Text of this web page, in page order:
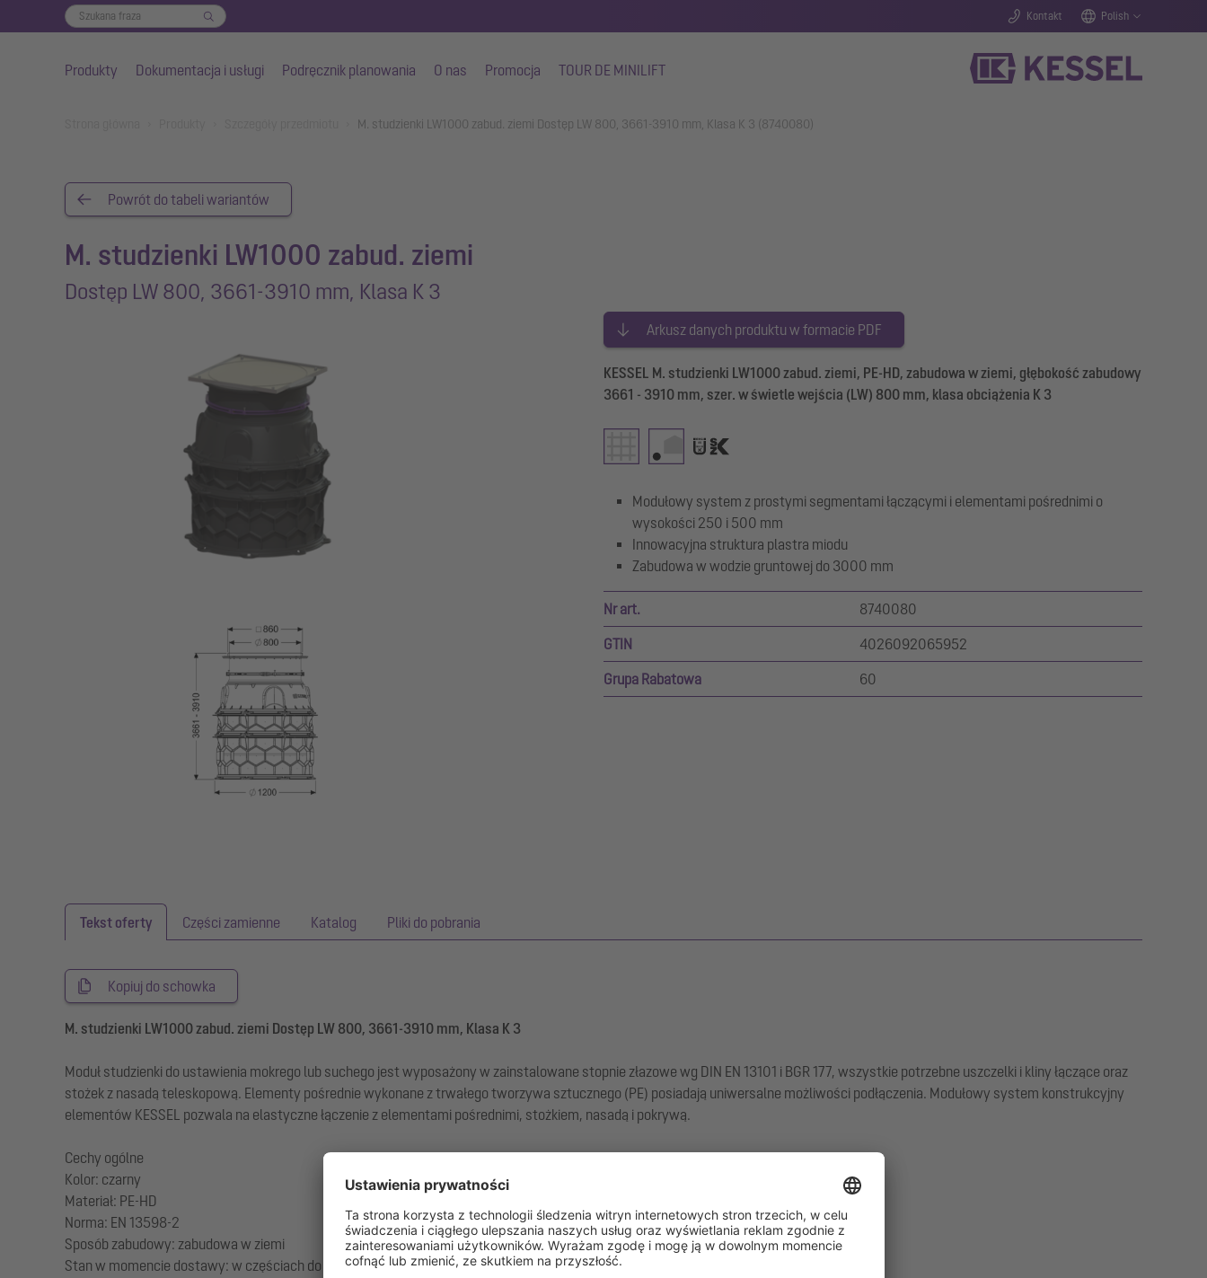
Kontakt Polish
Produkty Dokumentacja i usługi Podręcznik planowania O nas Promocja TOUR DE MINILIFT
M. studzienki LW1000 zabud. ziemi Dostęp LW 800, 3661-3910 mm, Klasa K 3 (8740080)
Powrót do tabeli wariantów
M. studzienki LW1000 zabud. ziemi
Dostęp LW 800, 3661-3910 mm, Klasa K 3
Arkusz danych produktu w formacie PDF
KESSEL M. studzienki LW1000 zabud. ziemi, PE-HD, zabudowa w ziemi, głębokość zabudowy
3661 - 3910 mm, szer. w świetle wejścia (LW) 800 mm, klasa obciążenia K 3
Modułowy system z prostymi segmentami łączącymi i elementami pośrednimi o
wysokości 250 i 500 mm
Innowacyjna struktura plastra miodu
Zabudowa w wodzie gruntowej do 3000 mm
Nr art. 8740080
GTIN 4026092065952
Grupa Rabatowa 60
Tekst oferty Części zamienne Katalog Pliki do pobrania
Kopiuj do schowka
M. studzienki LW1000 zabud. ziemi Dostęp LW 800, 3661-3910 mm, Klasa K 3
Moduł studzienki do ustawienia mokrego lub suchego jest wyposażony w zainstalowane stopnie złazowe wg DIN EN 13101 i BGR 177, wszystkie potrzebne uszczelki i kliny łączące oraz
stożek z nasadą teleskopową. Elementy pośrednie wykonane z trwałego tworzywa sztucznego (PE) posiadają uniwersalne możliwości podłączenia. Modułowy system konstrukcyjny
elementów KESSEL pozwala na elastyczne łączenie z elementami pośrednimi, stożkiem, nasadą i pokrywą.
Cechy ogólne
Kolor: czarny
Materiał: PE-HD
Norma: EN 13598-2
Sposób zabudowy: zabudowa w ziemi
Stan w momencie dostawy: w częściach do montażu w miejscu instalacji (stopnie złazowe są zamontowane fabrycznie)